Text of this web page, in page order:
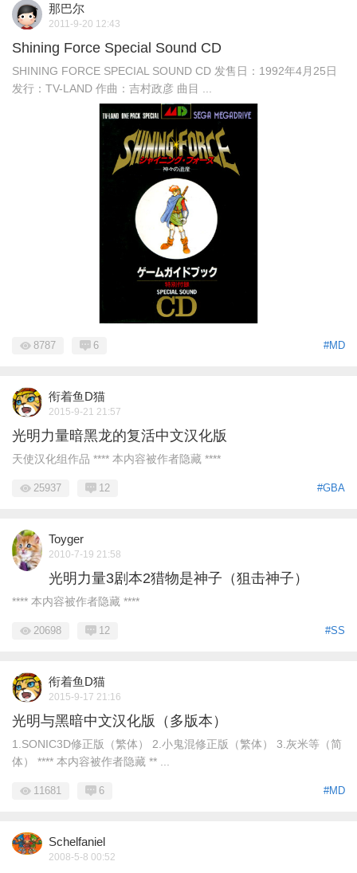
那巴尔
2011-9-20 12:43
Shining Force Special Sound CD
SHINING FORCE SPECIAL SOUND CD 发售日：1992年4月25日
发行：TV-LAND 作曲：吉村政彦 曲目 ...
#MD
8787 6
衔着鱼D猫
2015-9-21 21:57
光明力量暗黑龙的复活中文汉化版
天使汉化组作品 **** 本内容被作者隐藏 ****
#GBA
25937 12
Toyger
2010-7-19 21:58
光明力量3剧本2猎物是神子（狙击神子）
**** 本内容被作者隐藏 ****
#SS
20698 12
衔着鱼D猫
2015-9-17 21:16
光明与黑暗中文汉化版（多版本）
1.SONIC3D修正版（繁体） 2.小鬼混修正版（繁体） 3.灰米等（简
体） **** 本内容被作者隐藏 ** ...
#MD
11681 6
Schelfaniel
2008-5-8 00:52